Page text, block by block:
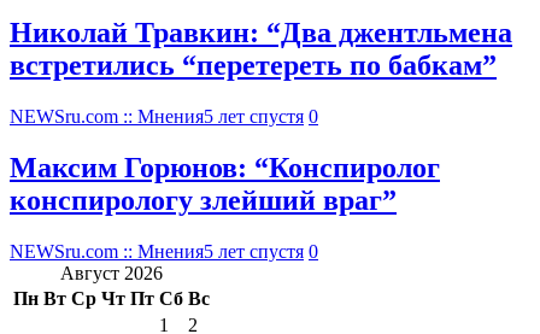
Николай Травкин: “Два джентльмена
встретились “перетереть по бабкам”
NEWSru.com :: Мнения5 лет спустя 0
Максим Горюнов: “Конспиролог
конспирологу злейший враг”
NEWSru.com :: Мнения5 лет спустя 0
Август 2026
Пн Вт Ср Чт Пт Сб Вс
1
2